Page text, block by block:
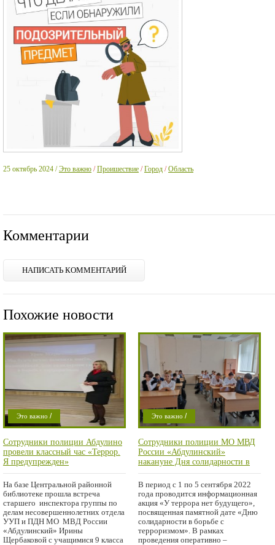
25 октябрь 2024 / Это важно /Проишествие /Город /Область
Комментарии
НАПИСАТЬ КОММЕНТАРИЙ
Похожие новости
Это важно /
Проишествие/
Город
Сотрудники полиции Абдулино
провели классный час «Террор.
Я предупрежден»
На базе Центральной районной
библиотеке прошла встреча
старшего инспектора группы по
делам несовершеннолетних отдела
УУП и ПДН МО МВД России
«Абдулинский» Ирины
Щербаковой с учащимися 9 класса
Это важно /
Мысли в слух/
Проишествие/
Город
Сотрудники полиции МО МВД
России «Абдулинский»
накануне Дня солидарности в
борьбе с терроризмом провели
классный час «У террора нет
будущего»
В период с 1 по 5 сентября 2022
года проводится информационная
акция «У террора нет будущего»,
посвященная памятной дате «Дню
солидарности в борьбе с
терроризмом». В рамках
проведения оперативно –